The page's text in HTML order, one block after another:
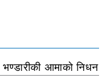
आमाको निधन